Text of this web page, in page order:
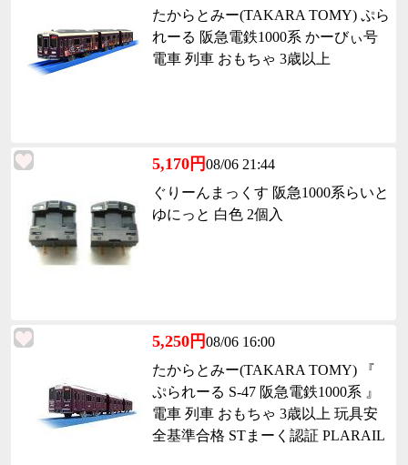
たからとみー(TAKARA TOMY) ぷら
れーる 阪急電鉄1000系 かーびぃ号
電車 列車 おもちゃ 3歳以上
5,170円08/06 21:44
ぐりーんまっくす 阪急1000系らいと
ゆにっと 白色 2個入
5,250円08/06 16:00
たからとみー(TAKARA TOMY) 『
ぷられーる S-47 阪急電鉄1000系 』
電車 列車 おもちゃ 3歳以上 玩具安
全基準合格 STまーく認証 PLARAIL